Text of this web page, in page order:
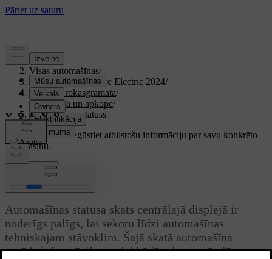
Atbalsts
Visas automašīnas/
XC40 Recharge Pure Electric 2024/
Lietotāja rokasgrāmata/
Kopšana un apkope/
Automašīnas statuss
Pielāgots atbalsts Iegūstiet atbilstošu informāciju par savu konkrēto
automašīnu.
Pierakstīties
Automašīnas statuss
Automašīnas statusa skats centrālajā displejā ir
noderīgs palīgs, lai sekotu līdzi automašīnas
tehniskajam stāvoklim. Šajā skatā automašīna
parāda informāciju par jebkādām konstatētajām